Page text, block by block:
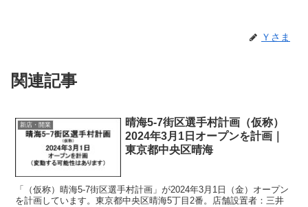
Ｙさま
関連記事
新店・開業
晴海5-7街区選手村計画（仮称）
2024年3月1日オープンを計画｜
東京都中央区晴海
「（仮称）晴海5-7街区選手村計画」が2024年3月1日（金）オープン
を計画しています。東京都中央区晴海5丁目2番。店舗設置者：三井